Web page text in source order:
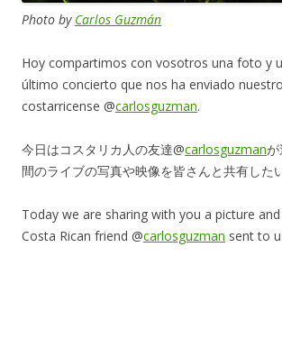
Photo by Carlos Guzmán
Hoy compartimos con vosotros una foto y
último concierto que nos ha enviado
costarricense @carlosguzman.
今日はコスタリカ人の友達@carlosguzman
間のライブの写真や映像を皆さんと共有したい
Today we are sharing with you a picture
Costa Rican friend @carlosguzman sent to